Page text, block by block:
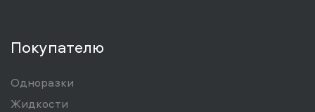
Покупателю
Одноразки
Жидкости